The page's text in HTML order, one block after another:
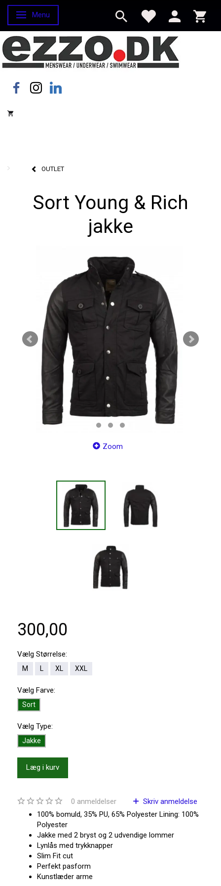
Skifte navigation
Menu
OUTLET
Sort Young & Rich
jakke
Zoom
300,00
Vælg Størrelse:
M L XL XXL
Vælg Farve:
Sort
Vælg Type:
Jakke
Læg i kurv
0 anmeldelser
Skriv anmeldelse
100% bomuld, 35% PU, 65% Polyester Lining: 100%
Polyester
Jakke med 2 bryst og 2 udvendige lommer
Lynlås med trykknapper
Slim Fit cut
Perfekt pasform
Kunstlæder arme